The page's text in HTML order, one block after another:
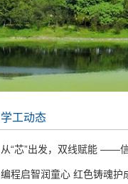
学工动态
从“芯”出发，双线赋能 ——
编程启智润童心 红色铸魂